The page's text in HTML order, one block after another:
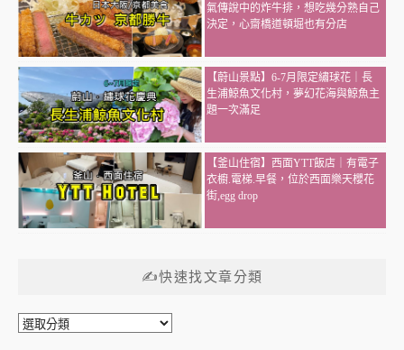
氣傳說中的炸牛排，想吃幾分熟自己
決定，心齋橋道頓堀也有分店
【蔚山景點】6-7月限定繡球花｜長
生浦鯨魚文化村，夢幻花海與鯨魚主
題一次滿足
【釜山住宿】西面YTT飯店｜有電子
衣櫥.電梯.早餐，位於西面樂天櫻花
街,egg drop
✍快速找文章分類
✍